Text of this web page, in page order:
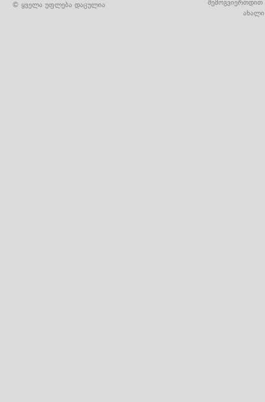
© ყველა უფლება დაცულია
შემოგვიერთდით
ახალი